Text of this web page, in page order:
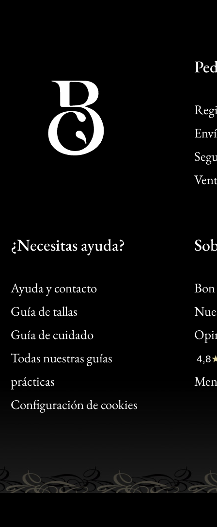
¿Necesitas ayuda?
Ayuda y contacto
Guía de tallas
Guía de cuidado
Todas nuestras guías
prácticas
Configuración de cookies
Bon
Clic
Bon
4,8